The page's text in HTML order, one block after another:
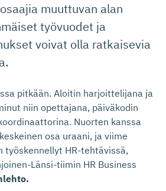
muuttuvan alan
työvuodet ja
voivat olla ratkaisevia
pitkään. Aloitin harjoittelijana ja
niin opettajana, päiväkodin
Nuorten kanssa
osa uraani, ja viime
työskennellyt HR-tehtävissä,
Länsi-tiimin HR Business